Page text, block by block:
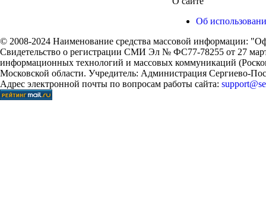
Об
© 2008-2024 Наименование средства массовой информации:
Свидетельство о регистрации СМИ Эл № ФС77-78255 от 27
информационных технологий и массовых коммуникаций
Московской области. Учредитель: Администрация Сергиево-
Адрес электронной почты по вопросам работы сайта: